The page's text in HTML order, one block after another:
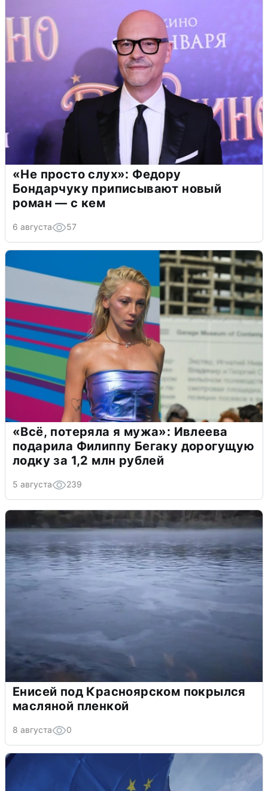
«Не просто слух»: Федору
Бондарчуку приписывают новый
роман — с кем
6 августа 57
«Всё, потеряла я мужа»: Ивлеева
подарила Филиппу Бегаку дорогущую
лодку за 1,2 млн рублей
5 августа 239
Енисей под Красноярском покрылся
масляной пленкой
8 августа 0